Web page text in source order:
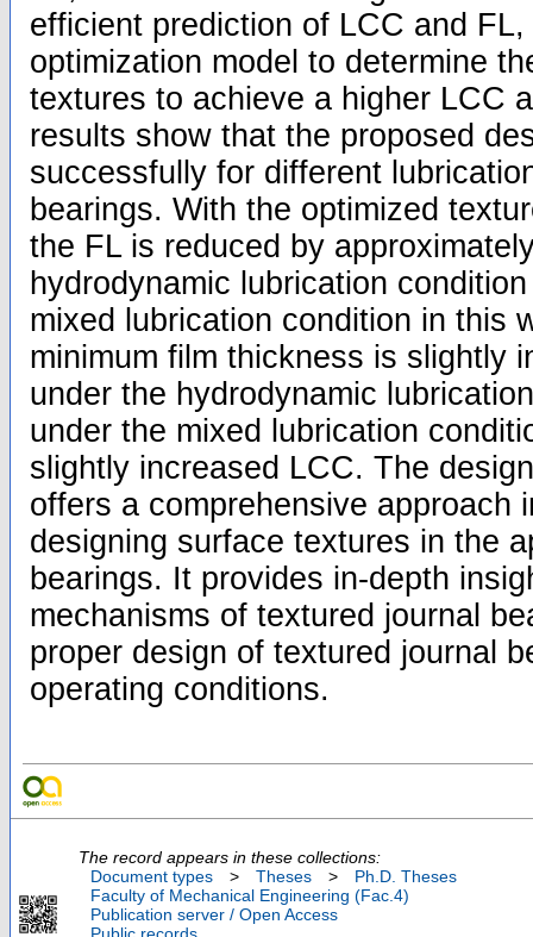
efficient prediction of LCC and
optimization model to determine
textures to achieve a higher LCC
results show that the proposed
successfully for different
bearings. With the optimized
the FL is reduced by
hydrodynamic lubrication
mixed lubrication condition in this
minimum film thickness is slightly
under the hydrodynamic
under the mixed lubrication
slightly increased LCC. The
offers a comprehensive approach
designing surface textures in the
bearings. It provides in-depth
mechanisms of textured journal
proper design of textured journal
operating conditions.
The record appears in these collections:
Document types
> Theses >
Ph.D. Theses
Faculty of Mechanical Engineering (Fac.4)
Publication server / Open Access